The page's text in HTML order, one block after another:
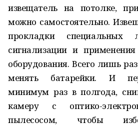
извещатель на потолке,
можно самостоятельно.
прокладки специальных
сигнализации и
оборудования. Всего лишь
менять батарейки. И
минимум раз в полгода,
камеру с оптико-
пылесосом, чтобы